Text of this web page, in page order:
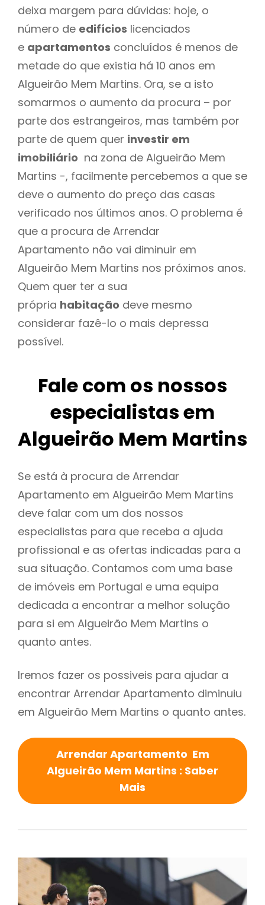
deixa margem para dúvidas: hoje, o
número de edifícios licenciados
e apartamentos concluídos é menos de
metade do que existia há 10 anos em
Algueirão Mem Martins. Ora, se a isto
somarmos o aumento da procura – por
parte dos estrangeiros, mas também por
parte de quem quer investir em
imobiliário na zona de Algueirão Mem
Martins -, facilmente percebemos a que se
deve o aumento do preço das casas
verificado nos últimos anos. O problema é
que a procura de Arrendar
Apartamento não vai diminuir em
Algueirão Mem Martins nos próximos anos.
Quem quer ter a sua
própria habitação deve mesmo
considerar fazê-lo o mais depressa
possível.
Fale com os nossos
especialistas em
Algueirão Mem Martins
Se está à procura de Arrendar
Apartamento em Algueirão Mem Martins
deve falar com um dos nossos
especialistas para que receba a ajuda
profissional e as ofertas indicadas para a
sua situação. Contamos com uma base
de imóveis em Portugal e uma equipa
dedicada a encontrar a melhor solução
para si em Algueirão Mem Martins o
quanto antes.
Iremos fazer os possiveis para ajudar a
encontrar Arrendar Apartamento diminuiu
em Algueirão Mem Martins o quanto antes.
Arrendar Apartamento Em
Algueirão Mem Martins : Saber
Mais